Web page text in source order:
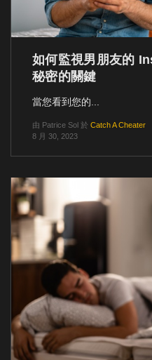
如何監視男朋友的
秘密的關鍵
當您看到您的...
由 Patrice Sol 於 Catch A Cheater
8 月 30, 2023